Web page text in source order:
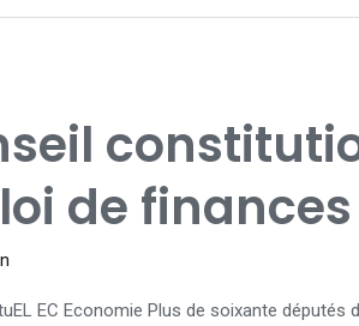
de
EC Economie Plus de soixante députés